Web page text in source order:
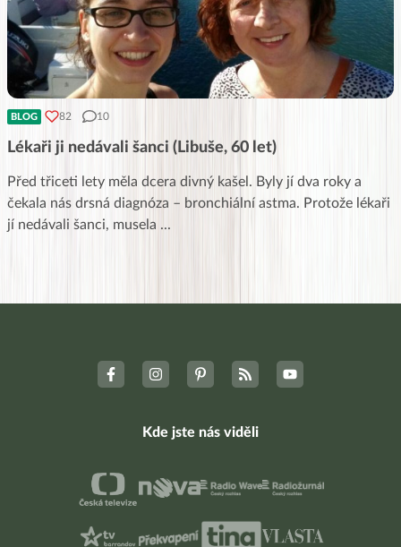
BLOG 82 10
Lékaři ji nedávali šanci (Libuše, 60 let)
Před třiceti lety měla dcera divný kašel. Byly jí dva roky a
čekala nás drsná diagnóza – bronchiální astma. Protože lékaři
jí nedávali šanci, musela ...
Kde jste nás viděli